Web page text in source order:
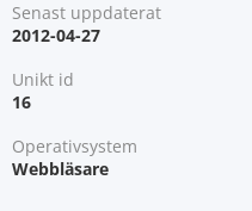
Senast uppdaterat
2012-04-27
Unikt id
16
Operativsystem
Webbläsare